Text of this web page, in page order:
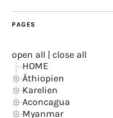
PAGES
open all
close all
HOME
Äthiopien
Karelien
Aconcagua
Myanmar